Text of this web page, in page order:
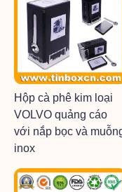
Hộp cà phê kim loại
VOLVO quảng cáo
với nắp bọc và
inox